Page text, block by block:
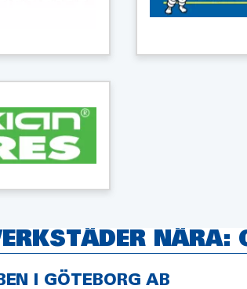
NÄRA:
I GÖTEBORG AB